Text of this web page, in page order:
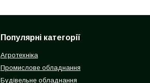
Популярні категорії
Агротехніка
Промислове обладнання
Будівельне обладнання